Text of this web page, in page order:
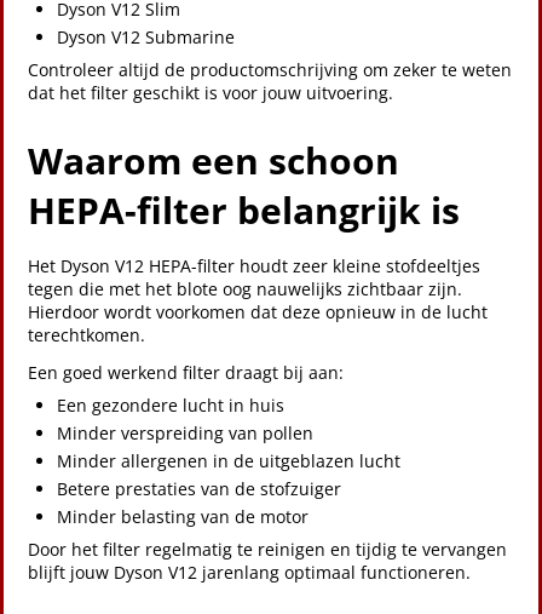
Dyson V12 Slim
Dyson V12 Submarine
Controleer altijd de productomschrijving om zeker te weten
dat het filter geschikt is voor jouw uitvoering.
Waarom een schoon
HEPA-filter belangrijk is
Het Dyson V12 HEPA-filter houdt zeer kleine stofdeeltjes
tegen die met het blote oog nauwelijks zichtbaar zijn.
Hierdoor wordt voorkomen dat deze opnieuw in de lucht
terechtkomen.
Een goed werkend filter draagt bij aan:
Een gezondere lucht in huis
Minder verspreiding van pollen
Minder allergenen in de uitgeblazen lucht
Betere prestaties van de stofzuiger
Minder belasting van de motor
Door het filter regelmatig te reinigen en tijdig te vervangen
blijft jouw Dyson V12 jarenlang optimaal functioneren.